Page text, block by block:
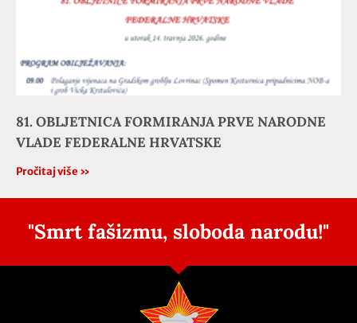
81. OBLJETNICA FORMIRANJA PRVE NARODNE
VLADE FEDERALNE HRVATSKE
Pročitaj više »
"Smrt fašizmu, sloboda narodu!"